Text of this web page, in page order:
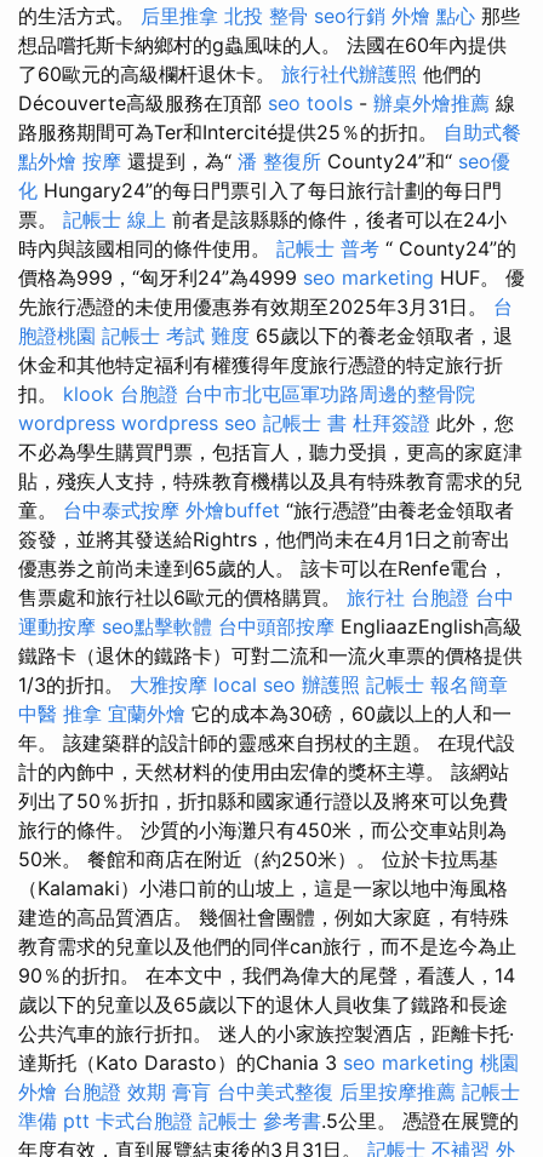
的生活方式。 后里推拿 北投 整骨 seo行銷 外燴 點心 那些
想品嚐托斯卡納鄉村的g蟲風味的人。 法國在60年內提供
了60歐元的高級欄杆退休卡。 旅行社代辦護照 他們的
Découverte高級服務在頂部 seo tools - 辦桌外燴推薦 線
路服務期間可為Ter和Intercité提供25％的折扣。 自助式餐
點外燴 按摩 還提到，為“ 潘 整復所 County24”和“ seo優
化 Hungary24”的每日門票引入了每日旅行計劃的每日門
票。 記帳士 線上 前者是該縣縣的條件，後者可以在24小
時內與該國相同的條件使用。 記帳士 普考 “ County24”的
價格為999，“匈牙利24”為4999 seo marketing HUF。 優
先旅行憑證的未使用優惠券有效期至2025年3月31日。 台
胞證桃園 記帳士 考試 難度 65歲以下的養老金領取者，退
休金和其他特定福利有權獲得年度旅行憑證的特定旅行折
扣。 klook 台胞證 台中市北屯區軍功路周邊的整骨院
wordpress wordpress seo 記帳士 書 杜拜簽證 此外，您
不必為學生購買門票，包括盲人，聽力受損，更高的家庭津
貼，殘疾人支持，特殊教育機構以及具有特殊教育需求的兒
童。 台中泰式按摩 外燴buffet “旅行憑證”由養老金領取者
簽發，並將其發送給Rightrs，他們尚未在4月1日之前寄出
優惠券之前尚未達到65歲的人。 該卡可以在Renfe電台，
售票處和旅行社以6歐元的價格購買。 旅行社 台胞證 台中
運動按摩 seo點擊軟體 台中頭部按摩 EngliaazEnglish高級
鐵路卡（退休的鐵路卡）可對二流和一流火車票的價格提供
1/3的折扣。 大雅按摩 local seo 辦護照 記帳士 報名簡章
中醫 推拿 宜蘭外燴 它的成本為30磅，60歲以上的人和一
年。 該建築群的設計師的靈感來自拐杖的主題。 在現代設
計的內飾中，天然材料的使用由宏偉的獎杯主導。 該網站
列出了50％折扣，折扣縣和國家通行證以及將來可以免費
旅行的條件。 沙質的小海灘只有450米，而公交車站則為
50米。 餐館和商店在附近（約250米）。 位於卡拉馬基
（Kalamaki）小港口前的山坡上，這是一家以地中海風格
建造的高品質酒店。 幾個社會團體，例如大家庭，有特殊
教育需求的兒童以及他們的同伴can旅行，而不是迄今為止
90％的折扣。 在本文中，我們為偉大的尾聲，看護人，14
歲以下的兒童以及65歲以下的退休人員收集了鐵路和長途
公共汽車的旅行折扣。 迷人的小家族控製酒店，距離卡托·
達斯托（Kato Darasto）的Chania 3 seo marketing 桃園
外燴 台胞證 效期 膏肓 台中美式整復 后里按摩推薦 記帳士
準備 ptt 卡式台胞證 記帳士 參考書.5公里。 憑證在展覽的
年度有效，直到展覽結束後的3月31日。 記帳士 不補習 外